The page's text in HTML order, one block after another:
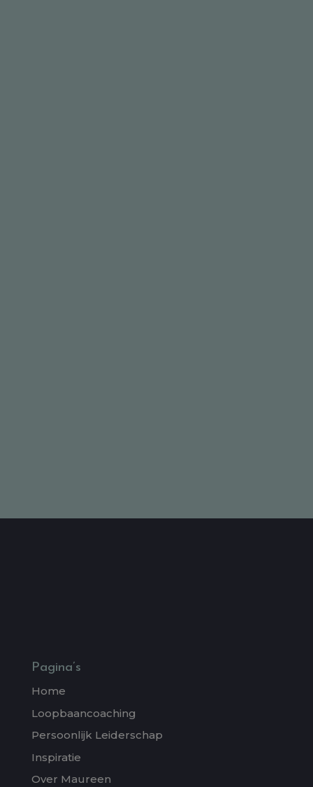
Pagina’s
Home
Loopbaancoaching
Persoonlijk Leiderschap
Inspiratie
Over Maureen